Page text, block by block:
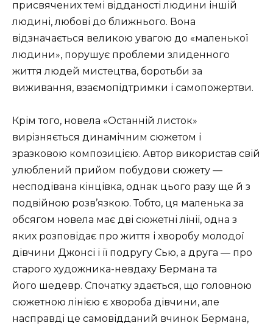
присвячених темі відданості людини іншій
людині, любові до ближнього. Вона
відзначається великою увагою до «маленької
людини», порушує проблеми злиденного
життя людей мистецтва, боротьби за
виживання, взаємопідтримки і самопожертви.
Крім того, новела «Останній листок»
вирізняється динамічним сюжетом і
зразковою композицією. Автор використав свій
улюблений прийом побудови сюжету —
несподівана кінцівка, однак цього разу ще й з
подвійною розв’язкою. Тобто, ця маленька за
обсягом новела має дві сюжетні лінії, одна з
яких розповідає про життя і хворобу молодої
дівчини Джонсі і її подругу Сью, а друга — про
старого художника-невдаху Бермана та
його шедевр. Спочатку здається, що головною
сюжетною лінією є хвороба дівчини, але
насправді це самовідданий вчинок Бермана,